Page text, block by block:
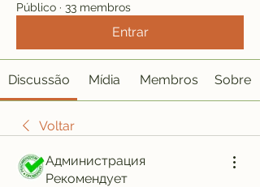
Público · 33 membros
Entrar
Discussão Mídia Membros Sobre
Voltar
Администрация
Рекомендует